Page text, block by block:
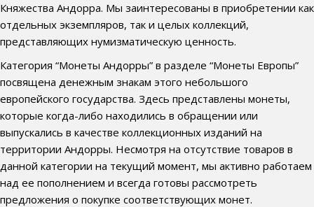
Княжества Андорра. Мы заинтересованы в приобретении как
отдельных экземпляров, так и целых коллекций,
представляющих нумизматическую ценность.
Категория “Монеты Андорры” в разделе “Монеты Европы”
посвящена денежным знакам этого небольшого
европейского государства. Здесь представлены монеты,
которые когда-либо находились в обращении или
выпускались в качестве коллекционных изданий на
территории Андорры. Несмотря на отсутствие товаров в
данной категории на текущий момент, мы активно работаем
над ее пополнением и всегда готовы рассмотреть
предложения о покупке соответствующих монет.